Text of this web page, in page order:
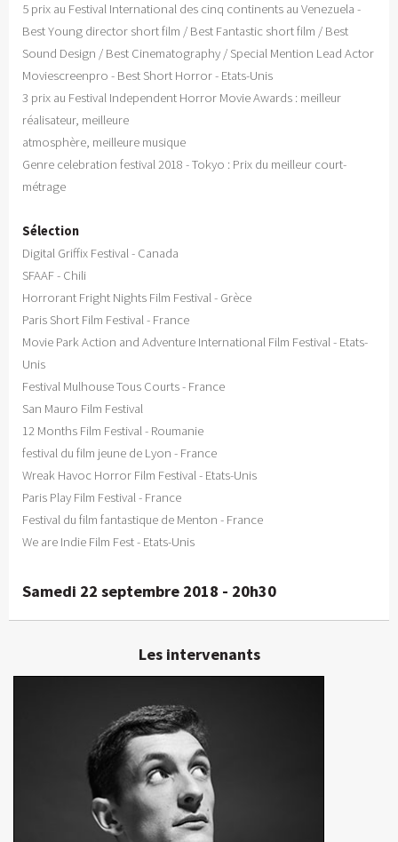
5 prix au Festival International des cinq continents au Venezuela -
Best Young director short film / Best Fantastic short film / Best
Sound Design / Best Cinematography / Special Mention Lead Actor
Moviescreenpro - Best Short Horror - Etats-Unis
3 prix au Festival Independent Horror Movie Awards : meilleur
réalisateur, meilleure
atmosphère, meilleure musique
Genre celebration festival 2018 - Tokyo : Prix du meilleur court-
métrage
Sélection
Digital Griffix Festival - Canada
SFAAF - Chili
Horrorant Fright Nights Film Festival - Grèce
Paris Short Film Festival - France
Movie Park Action and Adventure International Film Festival - Etats-
Unis
Festival Mulhouse Tous Courts - France
San Mauro Film Festival
12 Months Film Festival - Roumanie
festival du film jeune de Lyon - France
Wreak Havoc Horror Film Festival - Etats-Unis
Paris Play Film Festival - France
Festival du film fantastique de Menton - France
We are Indie Film Fest - Etats-Unis
Samedi 22 septembre 2018 - 20h30
Les intervenants
En détails